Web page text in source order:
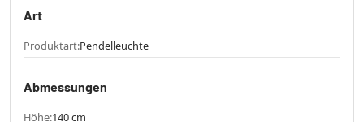
Art
Produktart:Pendelleuchte
Abmessungen
Höhe:140 cm